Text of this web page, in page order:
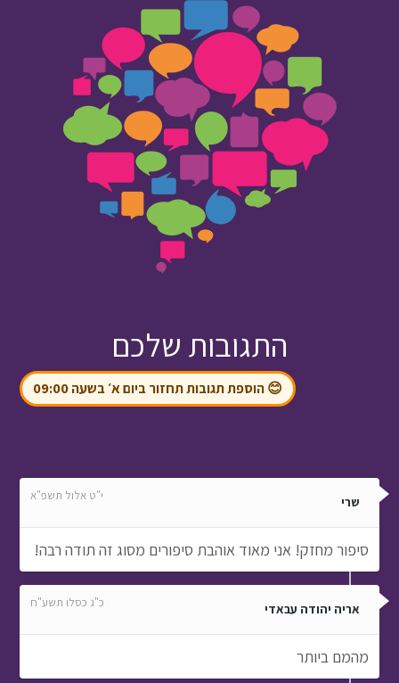
התגובות שלכם
😊 הוספת תגובות תחזור ביום א׳ בשעה 09:00
שרי י"ט אלול תשפ"א
סיפור מחזק! אני מאוד אוהבת סיפורים מסוג זה תודה רבה!
אריה יהודה עבאדי כ"ג כסלו תשע"ח
מהמם ביותר